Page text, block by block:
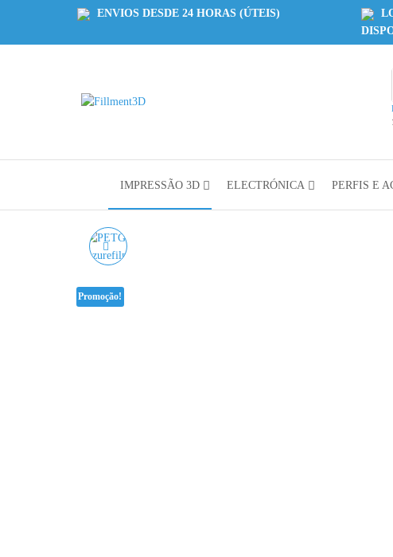
ENVIOS DESDE 24 HORAS (ÚTEIS)
IMPRESSÃO 3D ELECTRÓNICA PERFIS E
PETG REFILL HYPER
Promoção!